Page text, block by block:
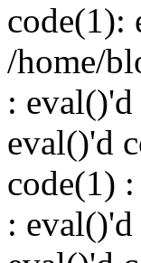
code(1):
/home/
:
eval()'d
code(1)
: